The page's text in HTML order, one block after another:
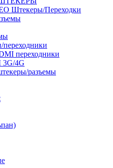
Штекеры/Переходки
переходники
переходники
4G
разъемы